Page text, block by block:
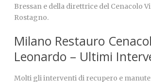
Bressan e della direttrice del Cenacolo
Rostagno.
Milano Restauro
Leonardo – Ultimi
Molti gli interventi di recupero e